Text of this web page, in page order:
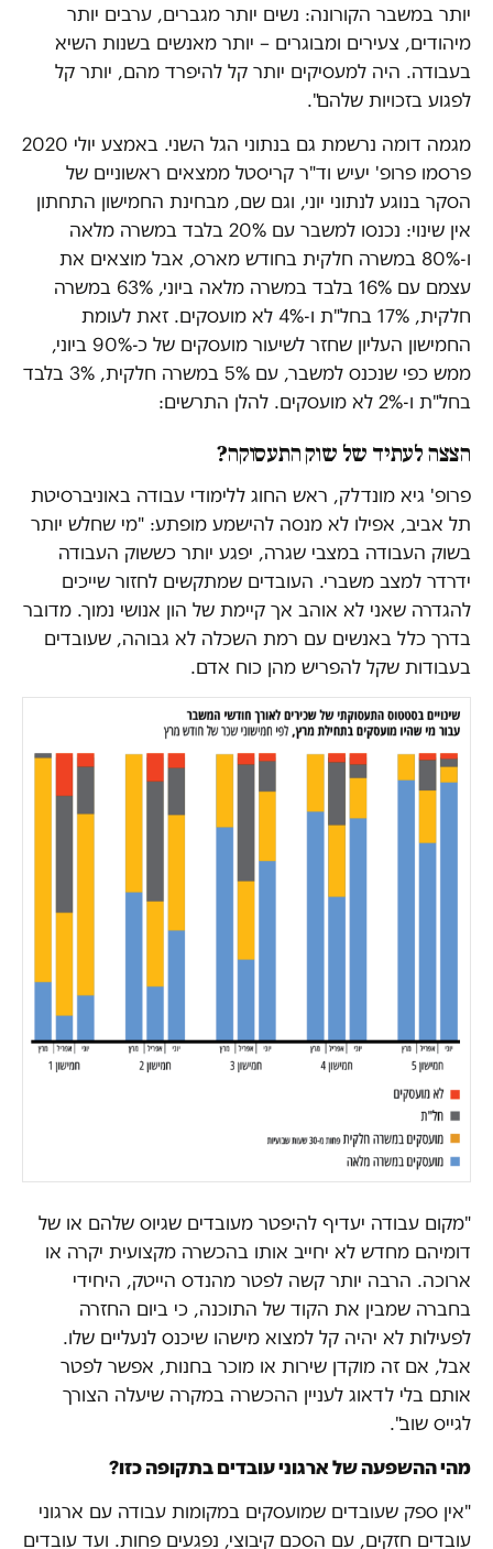
יותר במשבר הקורונה: נשים יותר מגברים, ערבים יותר
מיהודים, צעירים ומבוגרים – יותר מאנשים בשנות השיא
בעבודה. היה למעסיקים יותר קל להיפרד מהם, יותר קל
לפגוע בזכויות שלהם".
מגמה דומה נרשמת גם בנתוני הגל השני. באמצע יולי 2020
פרסמו פרופ' יעיש וד"ר קריסטל ממצאים ראשוניים של
הסקר בנוגע לנתוני יוני, וגם שם, מבחינת החמישון התחתון
אין שינוי: נכנסו למשבר עם 20% בלבד במשרה מלאה
ו-80% במשרה חלקית בחודש מארס, אבל מוצאים את
עצמם עם 16% בלבד במשרה מלאה ביוני, 63% במשרה
חלקית, 17% בחל"ת ו-4% לא מועסקים. זאת לעומת
החמישון העליון שחזר לשיעור מועסקים של כ-90% ביוני,
ממש כפי שנכנס למשבר, עם 5% במשרה חלקית, 3% בלבד
בחל"ת ו-2% לא מועסקים. להלן התרשים:
הצצה לעתיד של שוק התעסוקה?
פרופ' גיא מונדלק, ראש החוג ללימודי עבודה באוניברסיטת
תל אביב, אפילו לא מנסה להישמע מופתע: "מי שחלש יותר
בשוק העבודה במצבי שגרה, יפגע יותר כששוק העבודה
ידרדר למצב משברי. העובדים שמתקשים לחזור שייכים
להגדרה שאני לא אוהב אך קיימת של הון אנושי נמוך. מדובר
בדרך כלל באנשים עם רמת השכלה לא גבוהה, שעובדים
בעבודות שקל להפריש מהן כוח אדם.
"מקום עבודה יעדיף להיפטר מעובדים שגיוס שלהם או של
דומיהם מחדש לא יחייב אותו בהכשרה מקצועית יקרה או
ארוכה. הרבה יותר קשה לפטר מהנדס הייטק, היחידי
בחברה שמבין את הקוד של התוכנה, כי ביום החזרה
לפעילות לא יהיה קל למצוא מישהו שיכנס לנעליים שלו.
אבל, אם זה מוקדן שירות או מוכר בחנות, אפשר לפטר
אותם בלי לדאוג לעניין ההכשרה במקרה שיעלה הצורך
לגייס שוב".
מהי ההשפעה של ארגוני עובדים בתקופה כזו?
"אין ספק שעובדים שמועסקים במקומות עבודה עם ארגוני
עובדים חזקים, עם הסכם קיבוצי, נפגעים פחות. ועד עובדים